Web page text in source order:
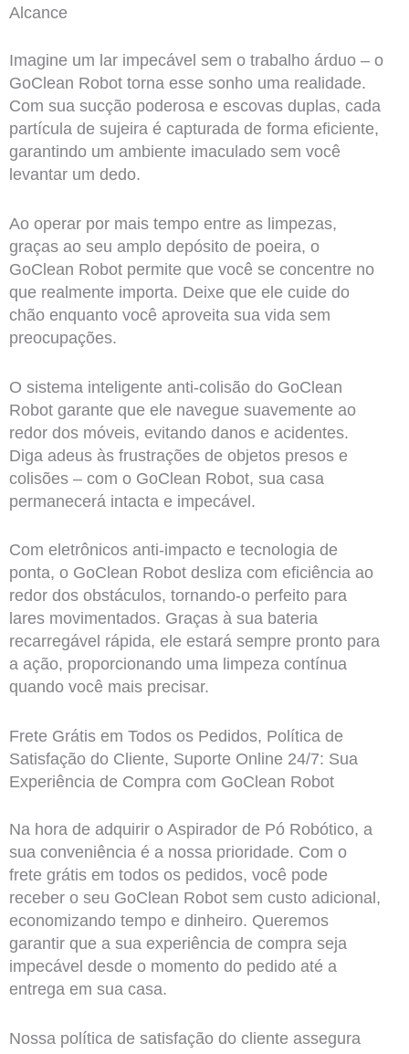
Alcance
Imagine um lar impecável sem o trabalho árduo – o
GoClean Robot torna esse sonho uma realidade.
Com sua sucção poderosa e escovas duplas, cada
partícula de sujeira é capturada de forma eficiente,
garantindo um ambiente imaculado sem você
levantar um dedo.
Ao operar por mais tempo entre as limpezas,
graças ao seu amplo depósito de poeira, o
GoClean Robot permite que você se concentre no
que realmente importa. Deixe que ele cuide do
chão enquanto você aproveita sua vida sem
preocupações.
O sistema inteligente anti-colisão do GoClean
Robot garante que ele navegue suavemente ao
redor dos móveis, evitando danos e acidentes.
Diga adeus às frustrações de objetos presos e
colisões – com o GoClean Robot, sua casa
permanecerá intacta e impecável.
Com eletrônicos anti-impacto e tecnologia de
ponta, o GoClean Robot desliza com eficiência ao
redor dos obstáculos, tornando-o perfeito para
lares movimentados. Graças à sua bateria
recarregável rápida, ele estará sempre pronto para
a ação, proporcionando uma limpeza contínua
quando você mais precisar.
Frete Grátis em Todos os Pedidos, Política de
Satisfação do Cliente, Suporte Online 24/7: Sua
Experiência de Compra com GoClean Robot
Na hora de adquirir o Aspirador de Pó Robótico, a
sua conveniência é a nossa prioridade. Com o
frete grátis em todos os pedidos, você pode
receber o seu GoClean Robot sem custo adicional,
economizando tempo e dinheiro. Queremos
garantir que a sua experiência de compra seja
impecável desde o momento do pedido até a
entrega em sua casa.
Nossa política de satisfação do cliente assegura